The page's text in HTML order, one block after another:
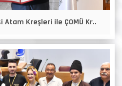
Kreşleri ile ÇOMÜ Kr..